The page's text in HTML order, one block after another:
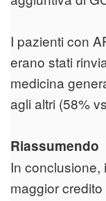
I pazienti con
erano stati
medicina
agli altri (58%
Riassumendo
In conclusione,
maggior